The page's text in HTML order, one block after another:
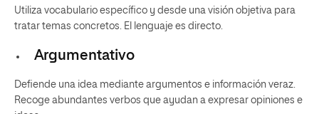
Utiliza vocabulario específico y desde una visión objetiva para
tratar temas concretos. El lenguaje es directo.
Argumentativo
Defiende una idea mediante argumentos e información veraz.
Recoge abundantes verbos que ayudan a expresar opiniones e